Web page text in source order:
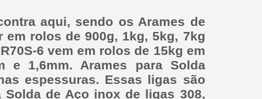
aqui, sendo os Arames de
em rolos de 900g, 1kg, 5kg, 7kg
6 vem em rolos de 15kg em
e 1,6mm. Arames para Solda
espessuras. Essas ligas são
Solda de Aço inox de ligas 308,